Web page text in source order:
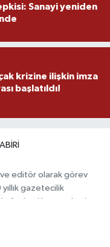
Sanayi yeniden
krizine ilişkin imza
başlatıldı!
ve editör olarak görev
yıllık gazetecilik
gündemi başta olmak
sürece katkı sunan
ve etik ilkeler